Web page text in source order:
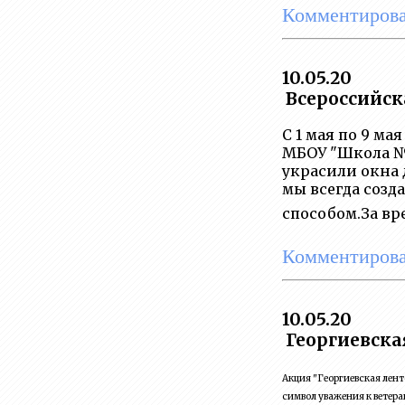
10.05.20
С 1 мая по 9
МБОУ "Школа №
украсили
мы всегда
способом.За
10.05.20
Акция "Георгиевская
символ уважения к